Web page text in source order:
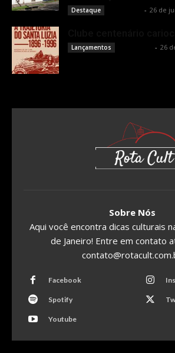
Destaque - 26 de
Lançamentos - 26
Sobre Nós
Aqui você encontra dicas culturais
de Janeiro! Entre em contato
Facebook
Spotify
Youtube